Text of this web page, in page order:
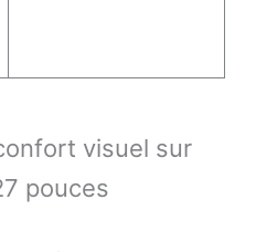
visuel sur
pouces